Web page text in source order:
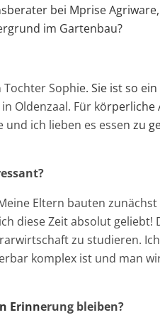
bei Mprise
im Gartenbau?
Sophie. Sie ist so
Oldenzaal. Für körperliche
ich lieben es essen zu
Eltern bauten
diese Zeit absolut geliebt!
zu studieren.
komplex ist und man
Erinnerung bleiben?